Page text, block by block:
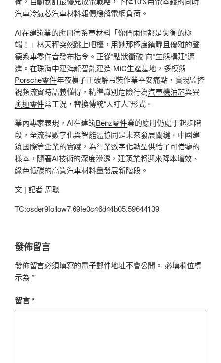
汽車冷氣芯汽車材料報價緩解電網負荷。
AI在建筑業的應用德系車材料 「你們兩個都是失衡的極
端！」林天秤突然跳上吧檯，用她那極度鎮靜且優雅的聲
德系車零件音發布指令。正從“點狀衝破”向“生態構建”邁
進。在珠海中建海龍智能建造-MiC生產基地，多模態
Porsche零件年夜模子正破解吊裝作業平安痛點，實現監控
視頻流實時語義懂得，精準識別危險行為汽車機油芯與異
奧迪零件常工況，替換傳統“人盯人”形式。
業內專家表現，AI在建筑Benz零件業的應用仍處于起步階
段，全流程數字化與智能體協同是未來發展關鍵。中國建
筑國際等企業的實踐，為行業數字化轉型供給了可借鑒的
樣本，隨著AI技術的深度滲透，建筑業將迎來降本增效、
綠色低碳的高質汽車材料量發展新階段。
文 | 記者 周聰
TC:osder9follow7 69fe0c46d44b05.59644139
發佈留言
發佈留言必須填寫的電子郵件地址不會公開。 必填欄位標
示為 *
留言*